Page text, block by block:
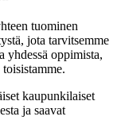
tuominen
jota tarvitsemme
yhdessä oppimista,
kaupunkilaiset
ja saavat